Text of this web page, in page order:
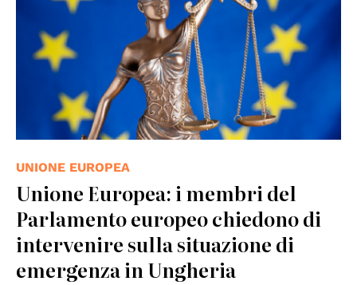
UNIONE EUROPEA
Unione Europea: i membri del
Parlamento europeo chiedono di
intervenire sulla situazione di
emergenza in Ungheria